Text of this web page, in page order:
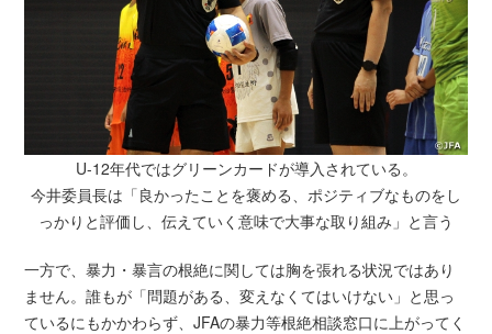
U-12年代ではグリーンカードが導入されている。
今井委員長は「良かったことを褒める、ポジティブなものをし
っかりと評価し、伝えていく意味で大事な取り組み」と言う
一方で、暴力・暴言の根絶に関しては胸を張れる状況ではあり
ません。誰もが「問題がある、変えなくてはいけない」と思っ
ているにもかかわらず、JFAの暴力等根絶相談窓口に上がってく